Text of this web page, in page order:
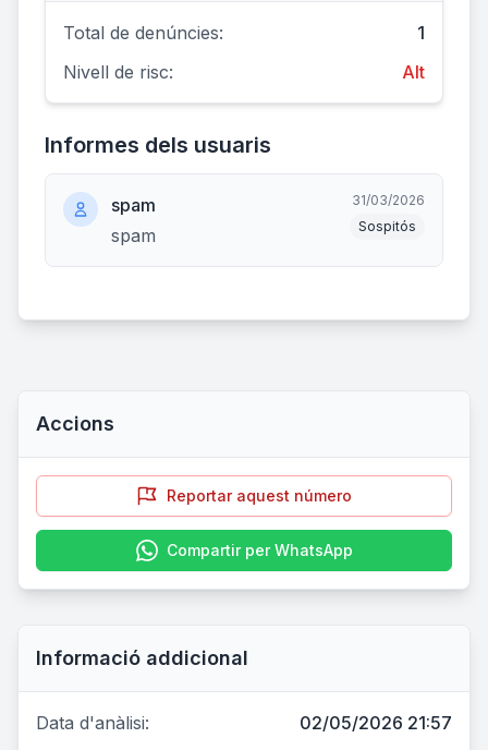
Total de denúncies:
1
Nivell de risc:
Alt
Informes dels usuaris
spam
spam
31/03/2026
Sospitós
Accions
Reportar aquest número
Compartir per WhatsApp
Informació addicional
Data d'anàlisi:
02/05/2026 21:57